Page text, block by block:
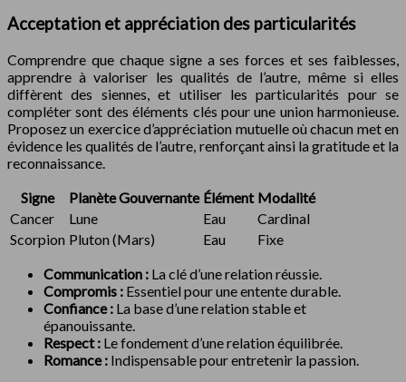
Acceptation et appréciation des particularités
Comprendre que chaque signe a ses forces et ses faiblesses,
apprendre à valoriser les qualités de l’autre, même si elles
diffèrent des siennes, et utiliser les particularités pour se
compléter sont des éléments clés pour une union harmonieuse.
Proposez un exercice d’appréciation mutuelle où chacun met en
évidence les qualités de l’autre, renforçant ainsi la gratitude et la
reconnaissance.
Signe
Planète Gouvernante Élément Modalité
Cancer
Lune Eau
Cardinal
Scorpion Pluton (Mars) Eau
Fixe
Communication : La clé d’une relation réussie.
Compromis : Essentiel pour une entente durable.
Confiance : La base d’une relation stable et
épanouissante.
Respect : Le fondement d’une relation équilibrée.
Romance : Indispensable pour entretenir la passion.